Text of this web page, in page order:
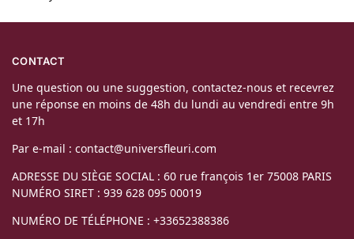
CONTACT
Une question ou une suggestion, contactez-nous et recevrez
une réponse en moins de 48h du lundi au vendredi entre 9h
et 17h
Par e-mail : contact@universfleuri.com
ADRESSE DU SIÈGE SOCIAL : 60 rue françois 1er 75008 PARIS
NUMÉRO SIRET : 939 628 095 00019
NUMÉRO DE TÉLÉPHONE : +33652388386